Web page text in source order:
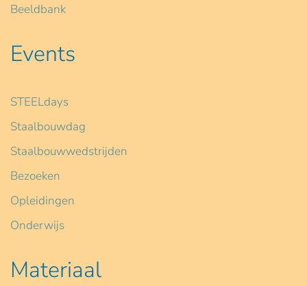
Beeldbank
Events
STEELdays
Staalbouwdag
Staalbouwwedstrijden
Bezoeken
Opleidingen
Onderwijs
Materiaal